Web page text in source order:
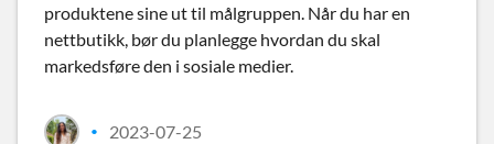
produktene sine ut til målgruppen. Når du har en
nettbutikk, bør du planlegge hvordan du skal
markedsføre den i sosiale medier.
• 2023-07-25